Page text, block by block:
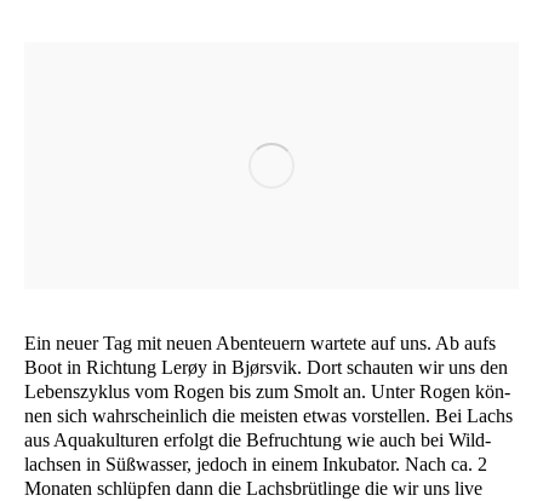
Ein neu­er Tag mit neu­en Aben­teu­ern war­te­te auf uns. Ab aufs
Boot in Rich­tung Lerøy in Bjørs­vik. Dort schau­ten wir uns den
Lebens­zy­klus vom Rogen bis zum Smolt an. Unter Rogen kön­
nen sich wahr­schein­lich die meis­ten etwas vor­stel­len. Bei Lachs
aus Aqua­kul­tu­ren erfolgt die Befruch­tung wie auch bei Wild­
lach­sen in Süß­was­ser, jedoch in einem Inku­ba­tor. Nach ca. 2
Mona­ten schlüp­fen dann die Lachs­brüt­lin­ge die wir uns live